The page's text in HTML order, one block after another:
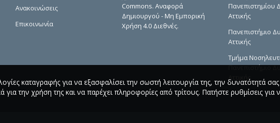
Ανακοινώσεις
Επικοινωνία
Commons. Αναφορά
Δημιουργού - Μη Εμπορική
Χρήση 4.0 Διεθνές.
Πανεπιστημίου
Αττικής
Πανεπιστήμιο
Αττικής
Τμήμα
Πανεπιστήμιο
Αττικής
καταγραφής για να εξασφαλίσει την σωστή λειτουργία της, την δυνατότητά
για την χρήση της και να παρέχει πληροφορίες από τρίτους. Πατήστε ρυθμίσεις για